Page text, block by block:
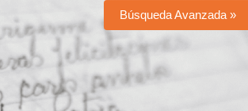
Búsqueda Avanzada »